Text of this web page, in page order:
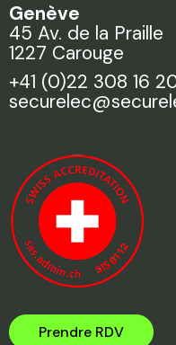
Genève
45 Av. de la Praille
1227 Carouge
+41 (0)22 308 16
Prendre RDV